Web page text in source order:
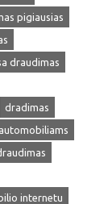
pigiausias
draudimas
dradimas
internetu